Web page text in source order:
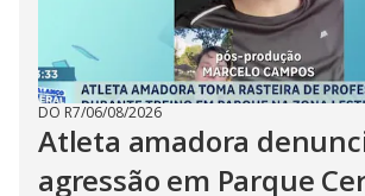
DO R7/06/08/2026
Atleta amadora
agressão em Parque